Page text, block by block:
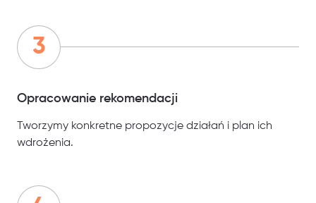
Opracowanie rekomendacji
Tworzymy konkretne propozycje działań i plan ich
wdrożenia.